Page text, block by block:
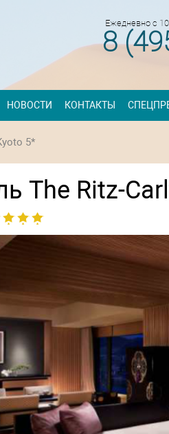
Ежедневно с
8
НОВОСТИ КОНТАКТЫ
5*
The Ritz-